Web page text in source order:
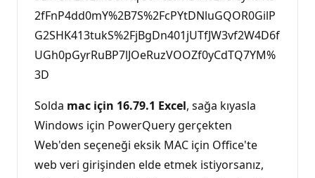
2fFnP4dd0mY%2B7S%2FcPYtDNluGQOR0GilP
G2SHK413tukS%2FjBgDn401jUTfJW3vf2W4D6f
UGh0pGyrRuBP7lJOeRuzVOOZf0yCdTQ7YM%
3D
Solda mac için 16.79.1 Excel, sağa kıyasla
Windows için PowerQuery gerçekten
Web'den seçeneği eksik MAC için Office'te
web veri girişinden elde etmek istiyorsanız,